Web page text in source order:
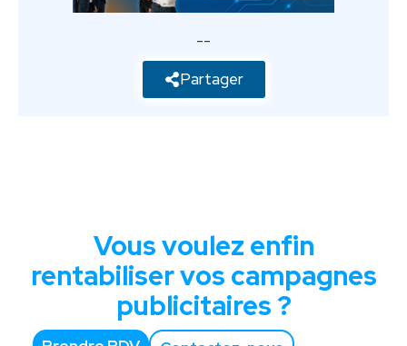
--
Partager
Vous voulez enfin
rentabiliser vos campagnes
publicitaires ?